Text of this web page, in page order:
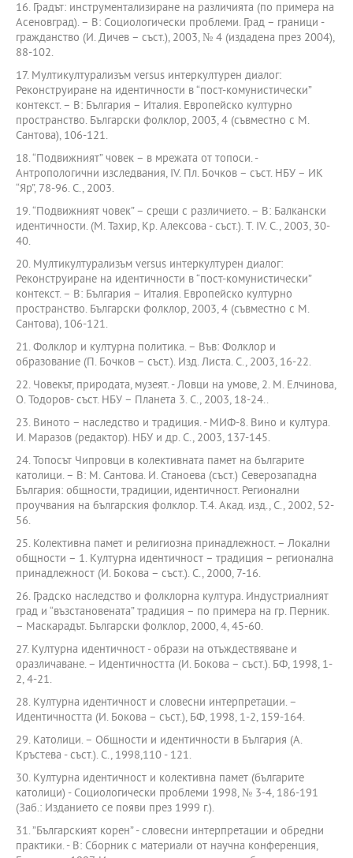
16. Градът: инструментализиране на различията (по примера на
Асеновград). – В: Социологически проблеми. Град – граници -
гражданство (И. Дичев – съст.), 2003, № 4 (издадена през 2004),
88-102.
17. Мултикултурализъм versus интеркултурен диалог:
Реконструиране на идентичности в “пост-комунистически”
контекст. – В: България – Италия. Европейско културно
пространство. Български фолклор, 2003, 4 (съвместно с М.
Сантова), 106-121.
18. “Подвижният” човек – в мрежата от топоси. -
Антропологични изследвания, ІV. Пл. Бочков – съст. НБУ – ИК
“Яр”, 78-96. С., 2003.
19. “Подвижният човек” – срещи с различието. – В: Балкански
идентичности. (М. Тахир, Кр. Алексова - съст.). Т. IV. С., 2003, 30-
40.
20. Мултикултурализъм versus интеркултурен диалог:
Реконструиране на идентичности в “пост-комунистически”
контекст. – В: България – Италия. Европейско културно
пространство. Български фолклор, 2003, 4 (съвместно с М.
Сантова), 106-121.
21. Фолклор и културна политика. – Във: Фолклор и
образование (П. Бочков – съст.). Изд. Листа. С., 2003, 16-22.
22. Човекът, природата, музеят. - Ловци на умове, 2. М. Елчинова,
О. Тодоров- съст. НБУ – Планета 3. С., 2003, 18-24..
23. Виното – наследство и традиция. - МИФ-8. Вино и култура.
И. Маразов (редактор). НБУ и др. С., 2003, 137-145.
24. Топосът Чипровци в колективната памет на българите
католици. – В: М. Сантова. И. Станоева (съст.) Северозападна
България: общности, традиции, идентичност. Регионални
проучвания на българския фолклор. Т.4. Акад. изд., С., 2002, 52-
56.
25. Колективна памет и религиозна принадлежност. – Локални
общности – 1. Културна идентичност – традиция – регионална
принадлежност (И. Бокова – съст.). С., 2000, 7-16.
26. Градско наследство и фолклорна култура. Индустриалният
град и “възстановената” традиция – по примера на гр. Перник.
– Маскарадът. Български фолклор, 2000, 4, 45-60.
27. Културна идентичност - образи на отъждествяване и
оразличаване. – Идентичността (И. Бокова – съст.). БФ, 1998, 1-
2, 4-21.
28. Културна идентичност и словесни интерпретации. –
Идентичността (И. Бокова – съст.), БФ, 1998, 1-2, 159-164.
29. Католици. – Общности и идентичности в България (А.
Кръстева - съст.). С., 1998,110 - 121.
30. Културна идентичност и колективна памет (българите
католици) - Социологически проблеми 1998, № 3-4, 186-191
(Заб.: Изданието се появи през 1999 г.).
31. ”Българският корен” - словесни интерпретации и обредни
практики. - В: Сборник с материали от научна конференция,